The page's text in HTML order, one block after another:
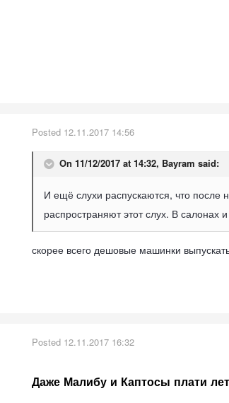
Posted 12.11.2017 14:56
On 11/12/2017 at 14:32, Bayram said:
И ещё слухи распускаются, что после
распространяют этот слух. В салонах
скорее всего дешовые машинки
Posted 12.11.2017 16:32
Даже Малибу и Каптосы плати